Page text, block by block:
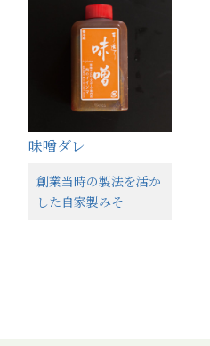
味噌ダレ
創業当時の製法を活か
した自家製みそ